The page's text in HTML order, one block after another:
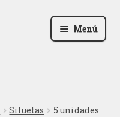
Menú
Siluetas
5 unidades